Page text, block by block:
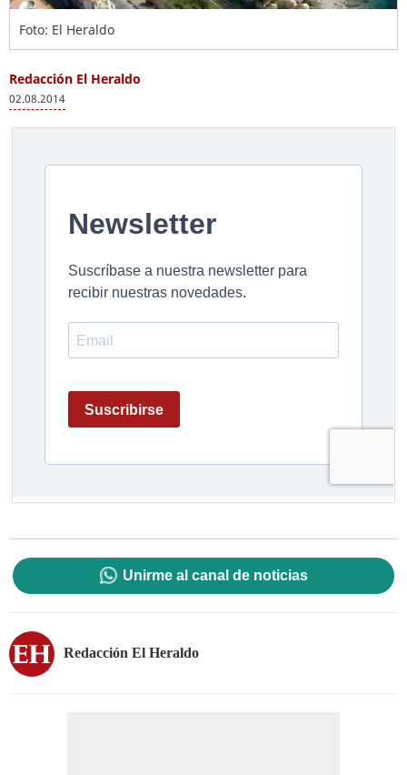
Foto: El Heraldo
Redacción El Heraldo
02.08.2014
Unirme al canal de noticias
Redacción El Heraldo